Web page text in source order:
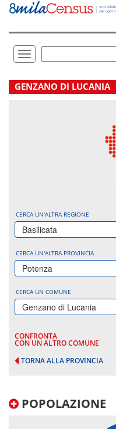
Vai
direttamente
Toggle
navigation
.
GENZANO DI LUCANIA
CERCA UN'ALTRA REGIONE
Basilicata
CERCA UN'ALTRA PROVINCIA
Potenza
CERCA UN COMUNE
Genzano di Lucania
CONFRONTA
CON UN ALTRO COMUNE
TORNA ALLA PROVINCIA
POPOLAZIONE